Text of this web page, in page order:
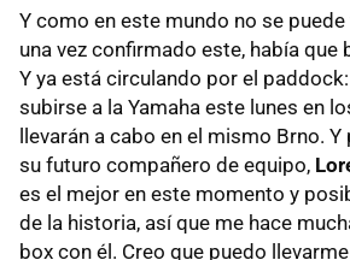
Y como en este mundo no se
una vez confirmado este, había que
Y ya está circulando por el paddock:
subirse a la Yamaha este lunes en
llevarán a cabo en el mismo Brno.
su futuro compañero de equipo,
es el mejor en este momento y
de la historia, así que me hace
box con él. Creo que puedo